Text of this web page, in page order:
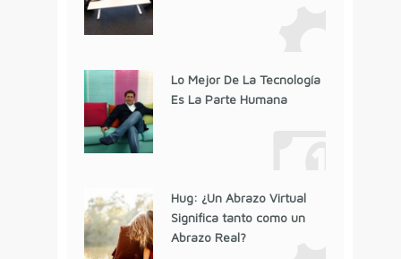
Lo Mejor De La Tecnología
Es La Parte Humana
Hug: ¿Un Abrazo Virtual
Significa tanto como un
Abrazo Real?